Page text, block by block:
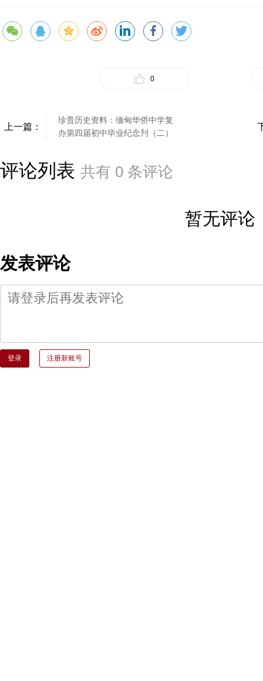
0
上一篇：
珍贵历史资料：缅甸华侨中学复
办第四届初中毕业纪念刋（二）
评论列表 共有 0 条评论
暂无评论
发表评论
登录 注册新账号